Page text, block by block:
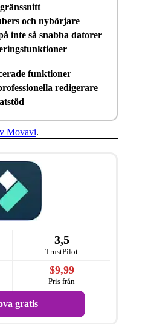
och nybörjare
inte så snabba datorer
funktioner
redigerare
Movavi.
3,5
TrustPilot
$9,99
Pris från
gratis